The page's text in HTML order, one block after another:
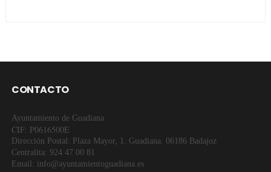
CONTACTO
Ayuntamiento de Guadiana
CIF: P0616500E
Dirección Postal: Plaza Mayor, 1. Guadiana. 06186 Badajoz
Centralita: 924 47 00 81
Email: info@ayuntamientoguadiana.es